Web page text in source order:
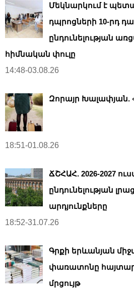
Մեկնարկում է
դպրոցների 10-րդ
ընդունելության
հիմնական փուլը
14:48-03.08.26
Զորայր Խալափյան.
18:51-01.08.26
ՃՇՀԱՀ. 2026-2027
ընդունելության
արդյունքները
18:52-31.07.26
Գրքի երևանյան
փառատոնը
մրցույթ